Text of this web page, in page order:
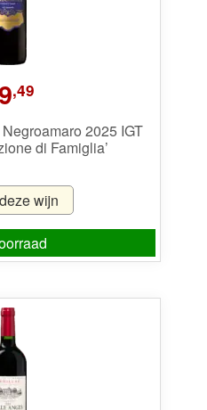
,49
2025 IGT
di Famiglia’
wijn